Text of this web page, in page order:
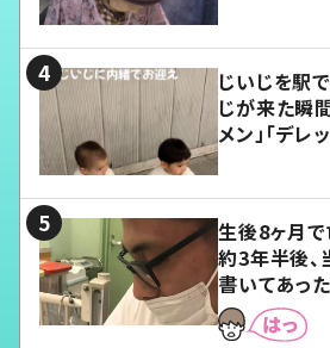
じいじを駅
じが来た瞬
メン」「デレ
生後8ヶ月
約3年半後
書いてあっ